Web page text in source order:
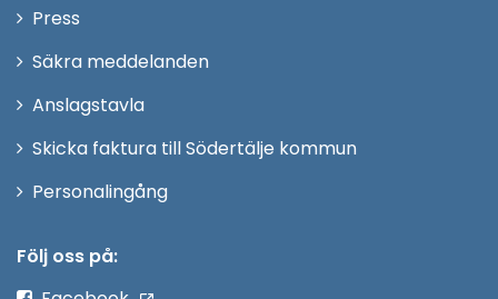
Press
fönster
Säkra meddelanden
Anslagstavla
Skicka faktura till Södertälje kommun
PersonalingångÖppna
Följ oss på: